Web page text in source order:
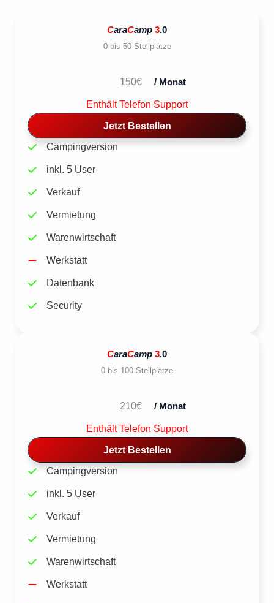
CaraCamp 3.0
0 bis 50 Stellplätze
150€ / Monat
Enthält Telefon Support
Jetzt Bestellen
Campingversion
inkl. 5 User
Verkauf
Vermietung
Warenwirtschaft
Werkstatt
Datenbank
Security
CaraCamp 3.0
0 bis 100 Stellplätze
210€ / Monat
Enthält Telefon Support
Jetzt Bestellen
Campingversion
inkl. 5 User
Verkauf
Vermietung
Warenwirtschaft
Werkstatt